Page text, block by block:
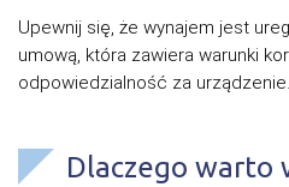
Upewnij się, że wynajem jest
umową, która zawiera warunki
odpowiedzialność za urządzenie.
Dlaczego warto